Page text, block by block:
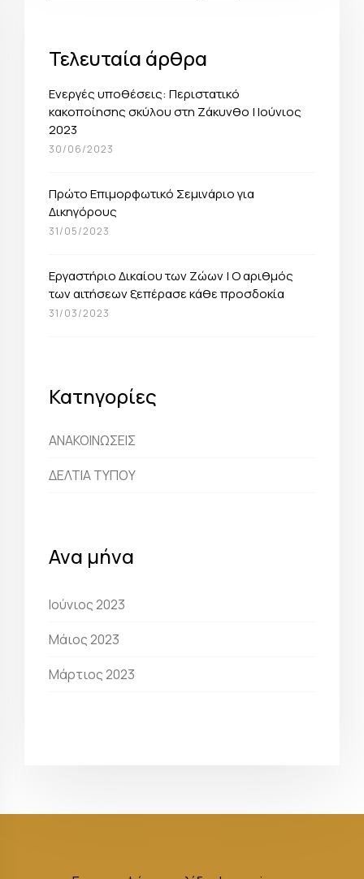
Τελευταία άρθρα
Ενεργές υποθέσεις: Περιστατικό
κακοποίησης σκύλου στη Ζάκυνθο | Ιούνιος
2023
30/06/2023
Πρώτο Επιμορφωτικό Σεμινάριο για
Δικηγόρους
31/05/2023
Εργαστήριο Δικαίου των Ζώων | O αριθμός
των αιτήσεων ξεπέρασε κάθε προσδοκία
31/03/2023
Κατηγορίες
ΑΝΑΚΟΙΝΩΣΕΙΣ
ΔΕΛΤΙΑ ΤΥΠΟΥ
Ανα μήνα
Ιούνιος 2023
Μάιος 2023
Μάρτιος 2023